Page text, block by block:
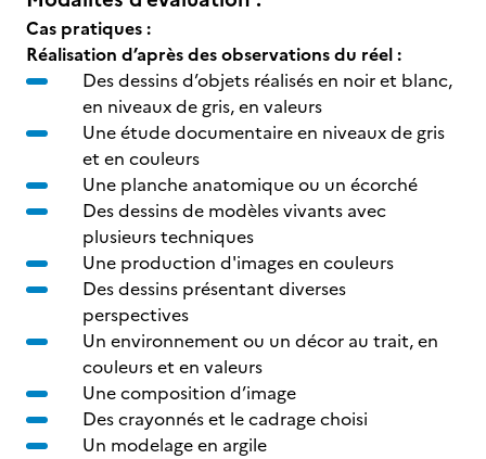
Cas pratiques :
Réalisation d’après des observations du réel :
Des dessins d’objets réalisés en noir et blanc,
en niveaux de gris, en valeurs
Une étude documentaire en niveaux de gris
et en couleurs
Une planche anatomique ou un écorché
Des dessins de modèles vivants avec
plusieurs techniques
Une production d'images en couleurs
Des dessins présentant diverses
perspectives
Un environnement ou un décor au trait, en
couleurs et en valeurs
Une composition d’image
Des crayonnés et le cadrage choisi
Un modelage en argile